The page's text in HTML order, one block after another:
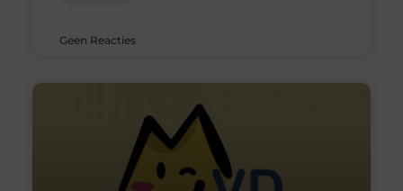
Geen Reacties